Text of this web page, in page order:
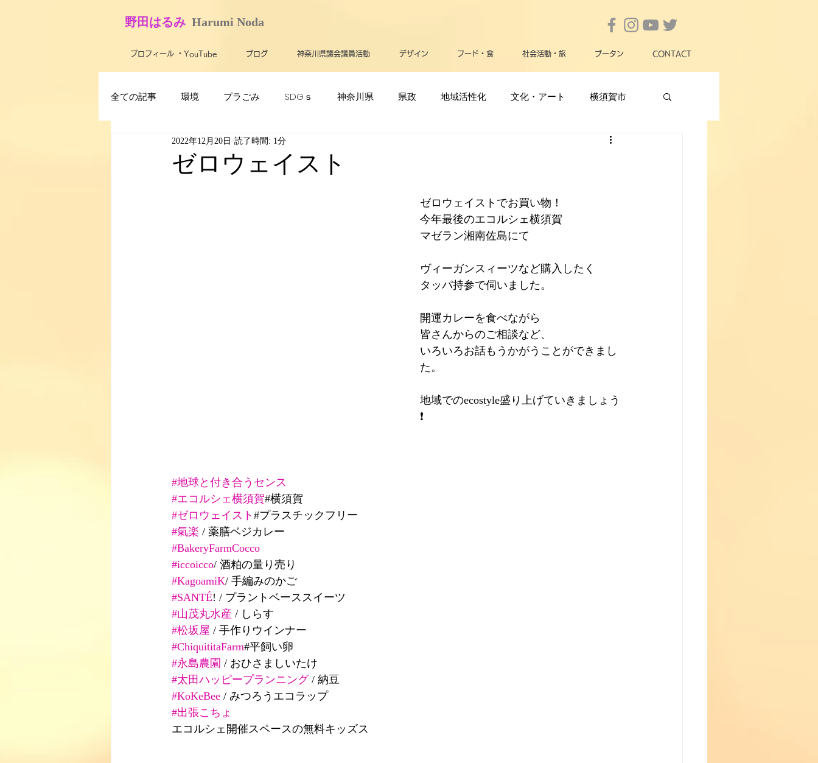
​野田はるみ Harumi No​da
プロフィール ・YouTube ブログ 神奈川県議会議員活動 デザイン フード・食 社会活動・旅 ブータン CONTACT
全ての記事 環境 プラごみ SDGｓ 神奈川県 県政 地域活性化 文化・アート 横須賀市
最新技術・テクノロジー スポーツ・オリンピック
健康
ゼロウェイスト
2022年12月20日 読了時間: 1分
ゼロウェイストでお買い物！
今年最後のエコルシェ横須賀
マゼラン湘南佐島にて
ヴィーガンスィーツなど購入したく
タッパ持参で伺いました。
開運カレーを食べながら
皆さんからのご相談など、
いろいろお話もうかがうことができまし
た。
地域でのecostyle盛り上げていきましょう
❗
#地球と付き合うセンス
#エコルシェ横須賀#横須賀
#ゼロウェイスト #プラスチックフリー
#氣楽 / 薬膳ベジカレー
#BakeryFarmCocco
#iccoicco/ 酒粕の量り売り
#KagoamiK/ 手編みのかご
#SANTÉ! / プラントベーススイーツ
#山茂丸水産 / しらす
#松坂屋 / 手作りウインナー
#ChiquititaFarm#平飼い卵
#永島農園 / おひさましいたけ
#太田ハッピープランニング / 納豆
#KoKeBee / みつろうエコラップ
#出張こちょ
エコルシェ開催スペースの無料キッズス